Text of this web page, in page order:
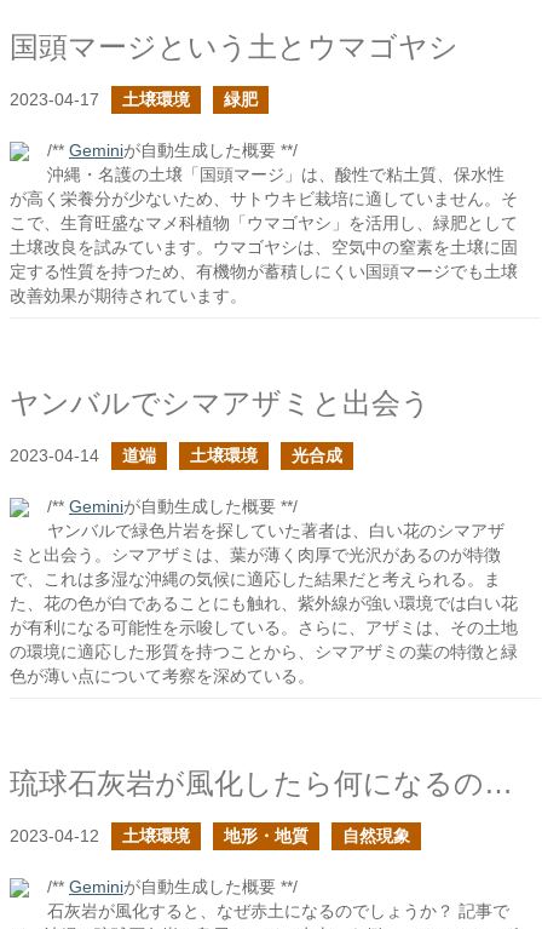
国頭マージという土とウマゴヤシ
2023-04-17 土壌環境 緑肥
/** Geminiが自動生成した概要 **/
沖縄・名護の土壌「国頭マージ」は、酸性で粘土質、保水性
が高く栄養分が少ないため、サトウキビ栽培に適していません。そ
こで、生育旺盛なマメ科植物「ウマゴヤシ」を活用し、緑肥として
土壌改良を試みています。ウマゴヤシは、空気中の窒素を土壌に固
定する性質を持つため、有機物が蓄積しにくい国頭マージでも土壌
改善効果が期待されています。
ヤンバルでシマアザミと出会う
2023-04-14 道端 土壌環境 光合成
/** Geminiが自動生成した概要 **/
ヤンバルで緑色片岩を探していた著者は、白い花のシマアザ
ミと出会う。シマアザミは、葉が薄く肉厚で光沢があるのが特徴
で、これは多湿な沖縄の気候に適応した結果だと考えられる。ま
た、花の色が白であることにも触れ、紫外線が強い環境では白い花
が有利になる可能性を示唆している。さらに、アザミは、その土地
の環境に適応した形質を持つことから、シマアザミの葉の特徴と緑
色が薄い点について考察を深めている。
琉球石灰岩が風化したら何になるのか？
2023-04-12 土壌環境 地形・地質 自然現象
/** Geminiが自動生成した概要 **/
石灰岩が風化すると、なぜ赤土になるのでしょうか？ 記事で